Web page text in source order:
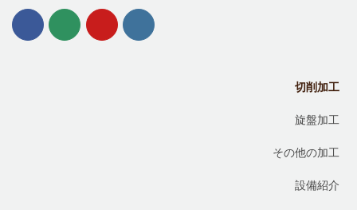
切削加工
旋盤加工
その他の加工
設備紹介